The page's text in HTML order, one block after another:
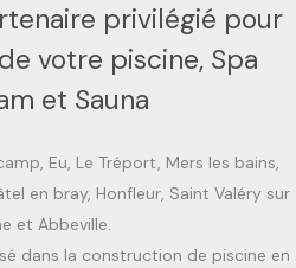
privilégié pour
votre piscine, Spa
et Sauna
Eu, Le Tréport, Mers les bains,
en bray, Honfleur, Saint Valéry sur
et Abbeville.
dans la construction de piscine en